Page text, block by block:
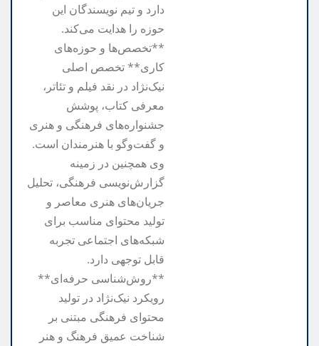
دارد و تیم نویسندگان این
حوزه را هدایت می‌کند.
**تخصص‌ها و حوزه‌های
کاری** تخصص اصلی
نیک‌نژاد در نقد فیلم و تئاتر،
معرفی کتاب، پوشش
جشنواره‌های فرهنگی و هنری
و گفت‌وگو با هنرمندان است.
وی همچنین در زمینه
گزارش‌نویسی فرهنگی، تحلیل
جریان‌های هنری معاصر و
تولید محتوای مناسب برای
شبکه‌های اجتماعی تجربه
قابل توجهی دارد.
**روش‌شناسی حرفه‌ای**
رویکرد نیک‌نژاد در تولید
محتوای فرهنگی مبتنی بر
شناخت عمیق فرهنگ و هنر